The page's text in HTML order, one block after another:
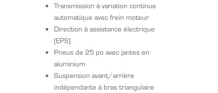
Transmission à variation continue
automatique avec frein moteur
Direction à assistance électrique
(EPS)
Pneus de 25 po avec jantes en
aluminium
Suspension avant/arrière
indépendante à bras triangulaire